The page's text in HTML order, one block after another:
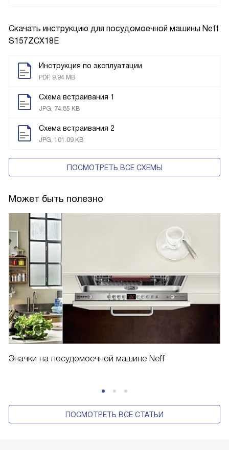
Скачать инструкцию для посудомоечной машины Neff
S157ZCX18E
Инструкция по эксплуатации
PDF, 9.94 MB
Схема встраивания 1
JPG, 74.85 KB
Схема встраивания 2
JPG, 101.09 KB
ПОСМОТРЕТЬ ВСЕ СХЕМЫ
Может быть полезно
Значки на посудомоечной машине Neff
ПОСМОТРЕТЬ ВСЕ СТАТЬИ